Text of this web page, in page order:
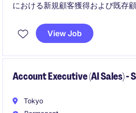
における新規顧客獲得および既存
一員として会社の成長に貢献して
しています。
View Job
Account Executive (AI Sales)
Tokyo